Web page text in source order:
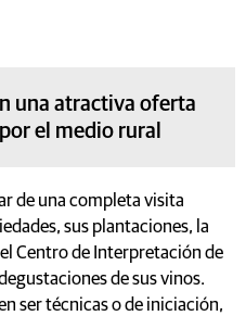
una atractiva oferta
el medio rural
de una completa visita
sus plantaciones, la
Centro de Interpretación de
de sus vinos.
ser técnicas o de iniciación,